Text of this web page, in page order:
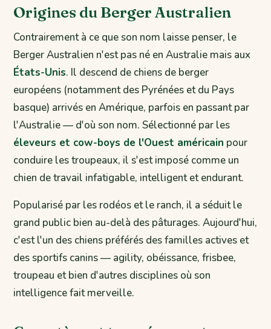
Origines du Berger Australien
Contrairement à ce que son nom laisse penser, le
Berger Australien n'est pas né en Australie mais aux
États-Unis. Il descend de chiens de berger
européens (notamment des Pyrénées et du Pays
basque) arrivés en Amérique, parfois en passant par
l'Australie — d'où son nom. Sélectionné par les
éleveurs et cow-boys de l'Ouest américain pour
conduire les troupeaux, il s'est imposé comme un
chien de travail infatigable, intelligent et endurant.
Popularisé par les rodéos et le ranch, il a séduit le
grand public bien au-delà des pâturages. Aujourd'hui,
c'est l'un des chiens préférés des familles actives et
des sportifs canins — agility, obéissance, frisbee,
troupeau et bien d'autres disciplines où son
intelligence fait merveille.